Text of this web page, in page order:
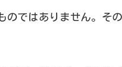
ではありません。そ